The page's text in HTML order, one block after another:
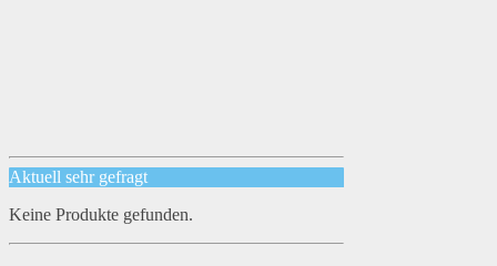
Aktuell sehr gefragt
Keine Produkte gefunden.